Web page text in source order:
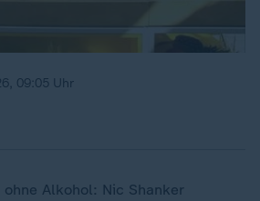
09:05 Uhr
Alkohol: Nic Shanker